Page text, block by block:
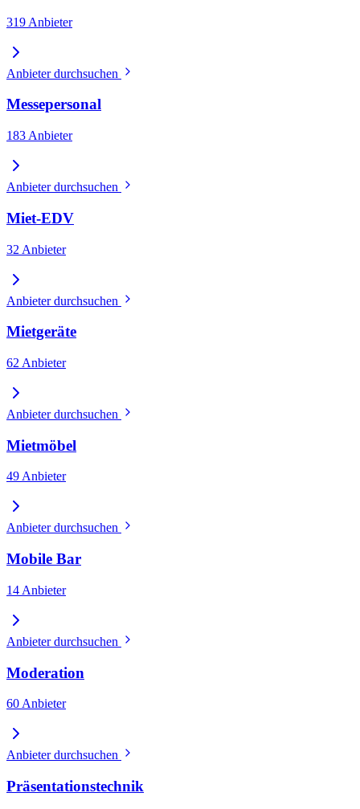
319 Anbieter
Anbieter durchsuchen
Messepersonal
183 Anbieter
Anbieter durchsuchen
Miet-EDV
32 Anbieter
Anbieter durchsuchen
Mietgeräte
62 Anbieter
Anbieter durchsuchen
Mietmöbel
49 Anbieter
Anbieter durchsuchen
Mobile Bar
14 Anbieter
Anbieter durchsuchen
Moderation
60 Anbieter
Anbieter durchsuchen
Präsentationstechnik